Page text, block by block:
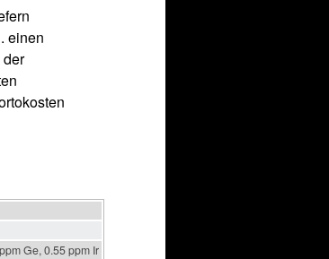
einen
Ge, 0.55 ppm Ir